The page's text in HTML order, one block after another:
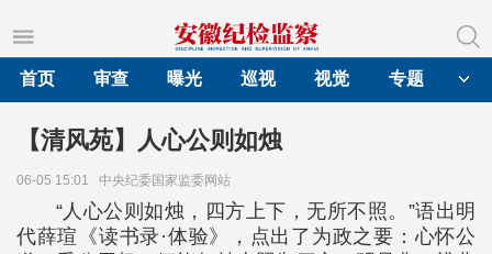
首页
审查 曝光 巡视 视觉 专题
【清风苑】人心公则如烛
06-05 15:01 中央纪委国家监委网站
“人心公则如烛，四方上下，无所不照。”语出明
代薛瑄《读书录·体验》，点出了为政之要：心怀公